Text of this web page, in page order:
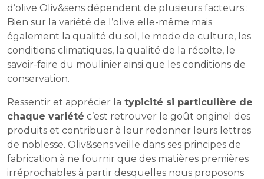
d’olive Oliv&sens dépendent de plusieurs facteurs :
Bien sur la variété de l’olive elle-même mais
également la qualité du sol, le mode de culture, les
conditions climatiques, la qualité de la récolte, le
savoir-faire du moulinier ainsi que les conditions de
conservation.
Ressentir et apprécier la typicité si particulière de
chaque variété c’est retrouver le goût originel des
produits et contribuer à leur redonner leurs lettres
de noblesse. Oliv&sens veille dans ses principes de
fabrication à ne fournir que des matières premières
irréprochables à partir desquelles nous proposons